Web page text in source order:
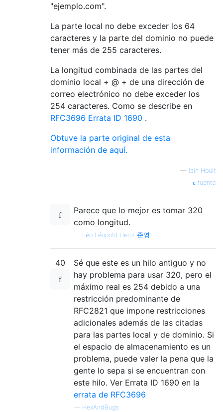
"ejemplo.com".
La parte local no debe exceder los 64
caracteres y la parte del dominio no puede
tener más de 255 caracteres.
La longitud combinada de las partes del
dominio local + @ + de una dirección de
correo electrónico no debe exceder los
254 caracteres. Como se describe en
RFC3696 Errata ID 1690 .
Obtuve la parte original de esta
información de aquí.
— Iain Hoult
fuente
Parece que lo mejor es tomar 320
como longitud.
— Léo Léopold Hertz 준영
40
Sé que este es un hilo antiguo y no
hay problema para usar 320, pero el
máximo real es 254 debido a una
restricción predominante de
RFC2821 que impone restricciones
adicionales además de las citadas
para las partes local y de dominio. Si
el espacio de almacenamiento es un
problema, puede valer la pena que la
gente lo sepa si se encuentran con
este hilo. Ver Errata ID 1690 en la
errata de RFC3696
— HexAndBugs